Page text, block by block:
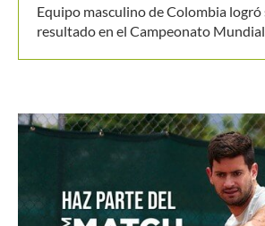
resultado en el Campeonato Mundial